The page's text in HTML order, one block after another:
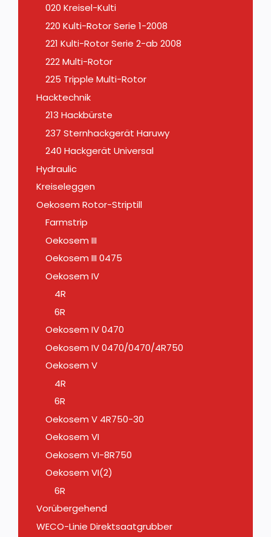
020 Kreisel-Kulti
220 Kulti-Rotor Serie 1-2008
221 Kulti-Rotor Serie 2-ab 2008
222 Multi-Rotor
225 Tripple Multi-Rotor
Hacktechnik
213 Hackbürste
237 Sternhackgerät Haruwy
240 Hackgerät Universal
Hydraulic
Kreiseleggen
Oekosem Rotor-Striptill
Farmstrip
Oekosem III
Oekosem III 0475
Oekosem IV
4R
6R
Oekosem IV 0470
Oekosem IV 0470/0470/4R750
Oekosem V
4R
6R
Oekosem V 4R750-30
Oekosem VI
Oekosem VI-8R750
Oekosem VI(2)
6R
Vorübergehend
WECO-Linie Direktsaatgrubber